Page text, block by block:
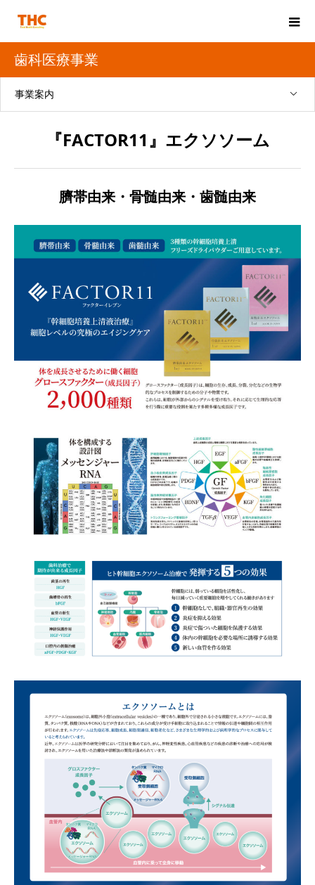
歯科医療事業
事業案内
『FACTOR11』エクソソーム
臍帯由来・骨髄由来・歯髄由来